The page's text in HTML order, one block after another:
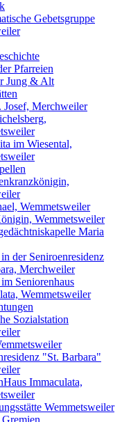
Gebetsgruppe
Pfarreien
Jung & Alt
Josef, Merchweiler
im Wiesental,
Wemmetsweiler
Wemmetsweiler
Maria
der Seniroenresidenz
Merchweiler
Seniorenhaus
Wemmetsweiler
Sozialstation
"St. Barbara"
Immaculata,
Wemmetsweiler